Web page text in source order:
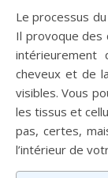
Le processus du
Il provoque des
intérieurement
cheveux et de
visibles. Vous
les tissus et
pas, certes,
l’intérieur de